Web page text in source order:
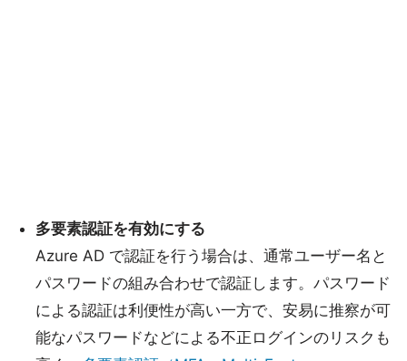
多要素認証を有効にする
Azure AD で認証を行う場合は、通常ユーザー名と
パスワードの組み合わせで認証します。パスワード
による認証は利便性が高い一方で、安易に推察が可
能なパスワードなどによる不正ログインのリスクも